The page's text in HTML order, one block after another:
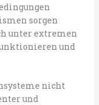
sorgen
unter extremen
und
nicht
und